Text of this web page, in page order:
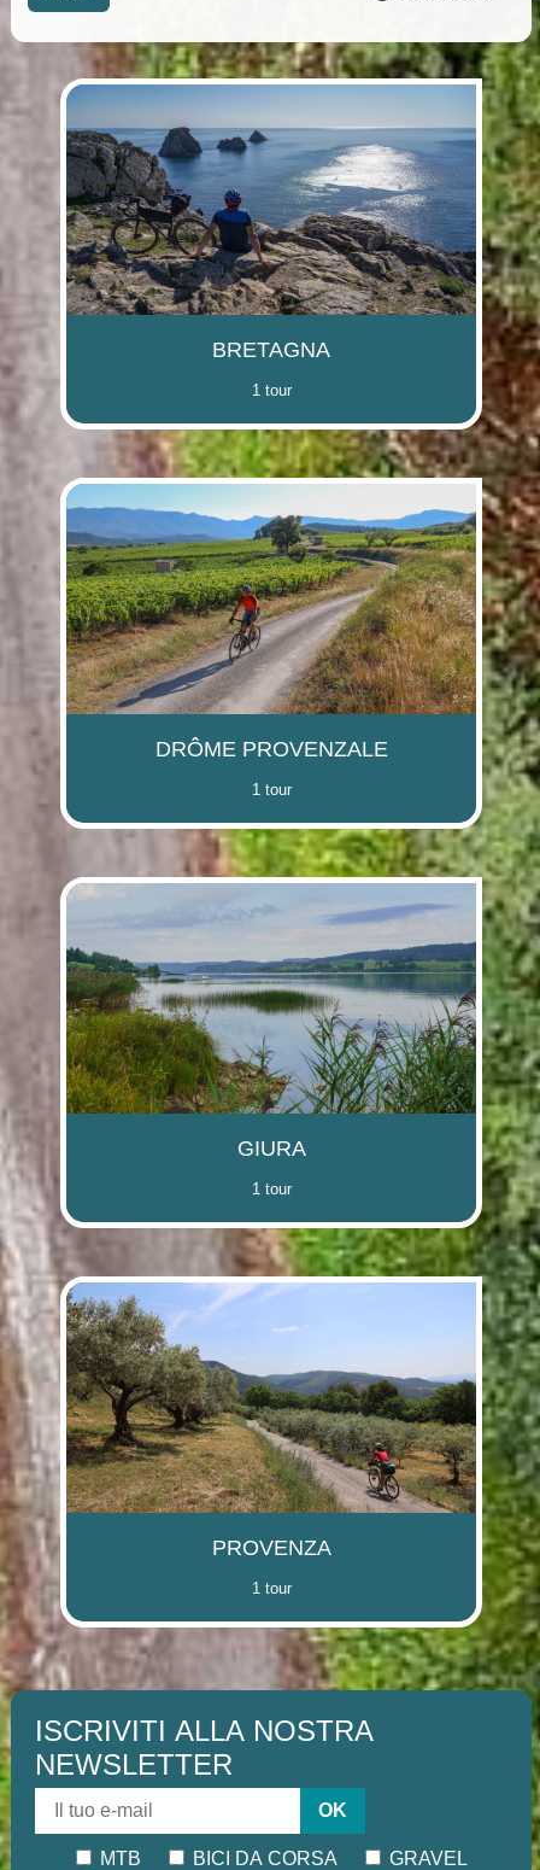
(i) (i)
(i)
(i) (i)
(i) (i)
BRETAGNA
1 tour
DRÔME PROVENZALE
1 tour
GIURA
1 tour
PROVENZA
1 tour
ISCRIVITI ALLA NOSTRA
NEWSLETTER
OK
MTB BICI DA CORSA
GRAVEL